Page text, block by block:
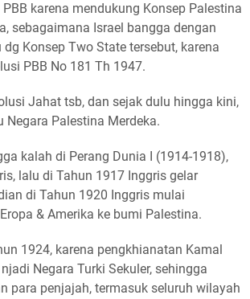
karena mendukung Konsep Palestina
sebagaimana Israel bangga dengan
Konsep Two State tersebut, karena
PBB No 181 Th 1947.
Jahat tsb, dan sejak dulu hingga kini,
Palestina Merdeka.
kalah di Perang Dunia I (1914-1918),
lalu di Tahun 1917 Inggris gelar
di Tahun 1920 Inggris mulai
& Amerika ke bumi Palestina.
1924, karena pengkhianatan Kamal
Negara Turki Sekuler, sehingga
para penjajah, termasuk seluruh wilayah